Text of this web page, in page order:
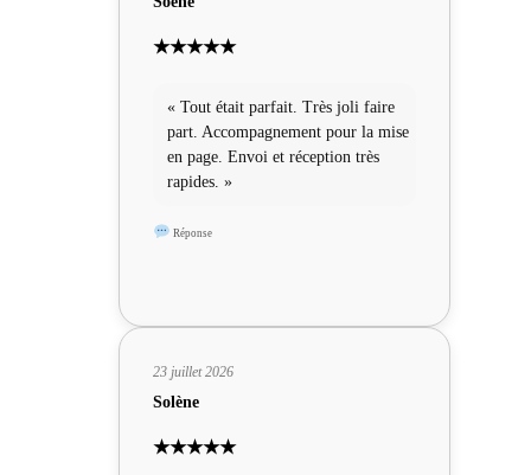
★★★★★
« Tout était parfait. Très joli faire
part. Accompagnement pour la mise
en page. Envoi et réception très
rapides. »
Réponse
23 juillet 2026
Solène
★★★★★